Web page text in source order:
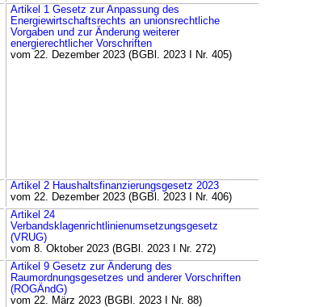
Artikel 1 Gesetz zur Anpassung des
Energiewirtschaftsrechts an unionsrechtliche
Vorgaben und zur Änderung weiterer
energierechtlicher Vorschriften
vom 22. Dezember 2023 (BGBl. 2023 I Nr. 405)
Artikel 2 Haushaltsfinanzierungsgesetz 2023
vom 22. Dezember 2023 (BGBl. 2023 I Nr. 406)
Artikel 24
Verbandsklagenrichtlinienumsetzungsgesetz
(VRUG)
vom 8. Oktober 2023 (BGBl. 2023 I Nr. 272)
Artikel 9 Gesetz zur Änderung des
Raumordnungsgesetzes und anderer Vorschriften
(ROGÄndG)
vom 22. März 2023 (BGBl. 2023 I Nr. 88)